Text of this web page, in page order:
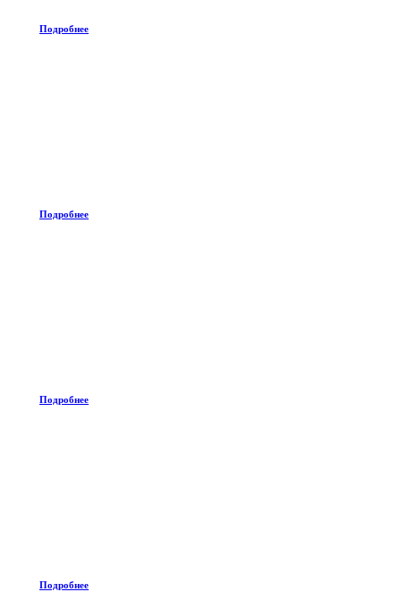
Подробнее
Подробнее
Подробнее
Подробнее